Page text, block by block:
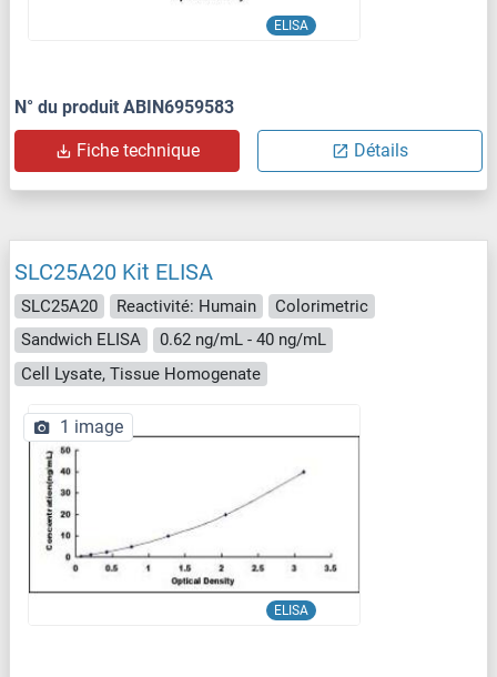
ELISA
N° du produit ABIN6959583
Fiche technique Détails
SLC25A20 Kit ELISA
SLC25A20 Reactivité: Humain
Colorimetric
Sandwich ELISA
0.62 ng/mL - 40 ng/mL
Cell Lysate, Tissue Homogenate
ELISA
1 image